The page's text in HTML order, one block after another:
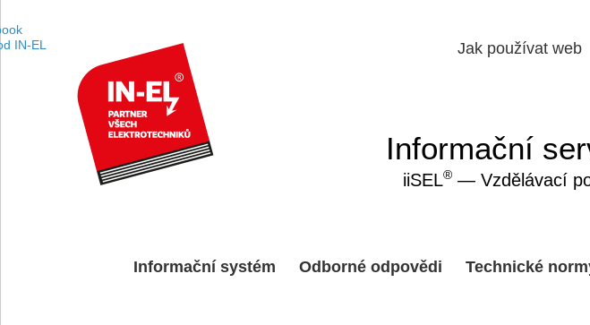
Jak používat web
Informační
iiSEL®— Vzdělávací
Informační systém Odborné odpovědi Technické